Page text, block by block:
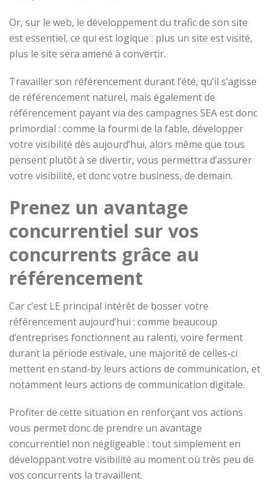
Or, sur le web, le développement du trafic de son site
est essentiel, ce qui est logique : plus un site est visité,
plus le site sera amené à convertir.
Travailler son référencement durant l’été, qu’il s’agisse
de référencement naturel, mais également de
référencement payant via des campagnes SEA est donc
primordial : comme la fourmi de la fable, développer
votre visibilité dès aujourd’hui, alors même que tous
pensent plutôt à se divertir, vous permettra d’assurer
votre visibilité, et donc votre business, de demain.
Prenez un avantage
concurrentiel sur vos
concurrents grâce au
référencement
Car c’est LE principal intérêt de bosser votre
référencement aujourd’hui : comme beaucoup
d’entreprises fonctionnent au ralenti, voire ferment
durant la période estivale, une majorité de celles-ci
mettent en stand-by leurs actions de communication, et
notamment leurs actions de communication digitale.
Profiter de cette situation en renforçant vos actions
vous permet donc de prendre un avantage
concurrentiel non négligeable : tout simplement en
développant votre visibilité au moment où très peu de
vos concurrents la travaillent.